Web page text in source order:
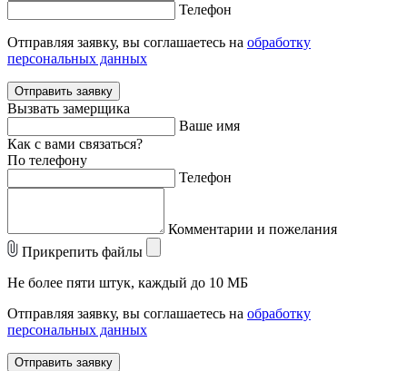
Телефон
Отправляя заявку, вы соглашаетесь на обработку
персональных данных
Отправить заявку
Вызвать замерщика
Ваше имя
Как с вами связаться?
По телефону
Телефон
Комментарии и пожелания
Прикрепить файлы
Не более пяти штук, каждый до 10 МБ
Отправляя заявку, вы соглашаетесь на обработку
персональных данных
Отправить заявку